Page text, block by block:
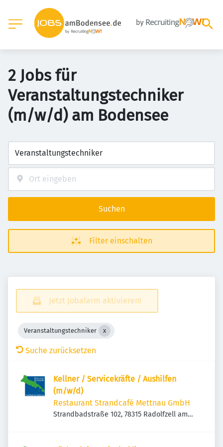
2 Jobs für
Veranstaltungstechniker
(m/w/d) am Bodensee
Suchen
Filter einschalten
Jetzt Jobalarm aktivieren!
Veranstaltungstechniker
Suche zurücksetzen
Kellner / Servicekräfte / Aushilfen
(m/w/d)
Restaurant Strandcafé Mettnau GmbH
Strandbadstraße 102, 78315 Radolfzell am